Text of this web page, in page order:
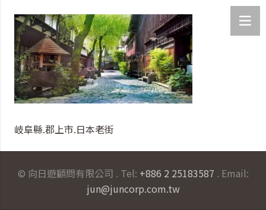
岐阜縣.郡上市.日本老街
© 向日遊顧問有限公司 . Tel: +886 2 25183587 . Email:
jun@juncorp.com.tw